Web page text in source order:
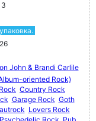
John & Brandi Carlile
oriented Rock)
Country Rock
Garage Rock Goth
Lovers Rock